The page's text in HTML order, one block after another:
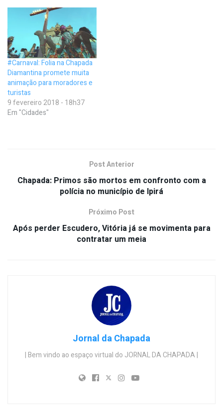
#Carnaval: Folia na Chapada
Diamantina promete muita
animação para moradores e
turistas
9 fevereiro 2018 - 18h37
Em "Cidades"
Post Anterior
Chapada: Primos são mortos em confronto com a
polícia no município de Ipirá
Próximo Post
Após perder Escudero, Vitória já se movimenta para
contratar um meia
Jornal da Chapada
| Bem vindo ao espaço virtual do JORNAL DA CHAPADA |